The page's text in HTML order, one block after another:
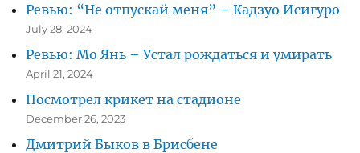
Ревью: “Не отпускай меня” – Кадзуо Исигуро
July 28, 2024
Ревью: Мо Янь – Устал рождаться и умирать
April 21, 2024
Посмотрел крикет на стадионе
December 26, 2023
Дмитрий Быков в Брисбене